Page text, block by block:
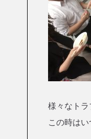
様々なト
この時は